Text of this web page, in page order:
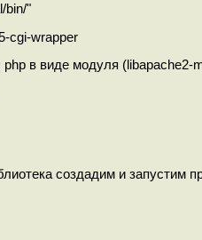
bin/"
cgi-wrapper
в виде модуля
создадим и запустим